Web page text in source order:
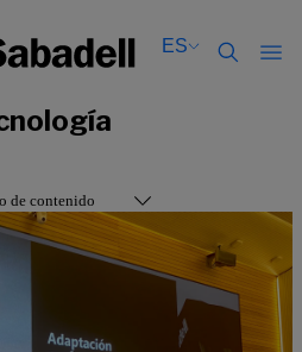
ES
Català
Català
de contenido